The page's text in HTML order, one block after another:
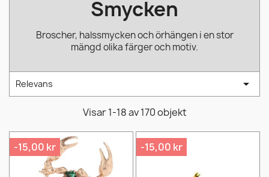
Smycken
Broscher, halssmycken och örhängen i en stor
mängd olika färger och motiv.
Relevans 
Visar 1-18 av 170 objekt
-15,00 kr -15,00 kr